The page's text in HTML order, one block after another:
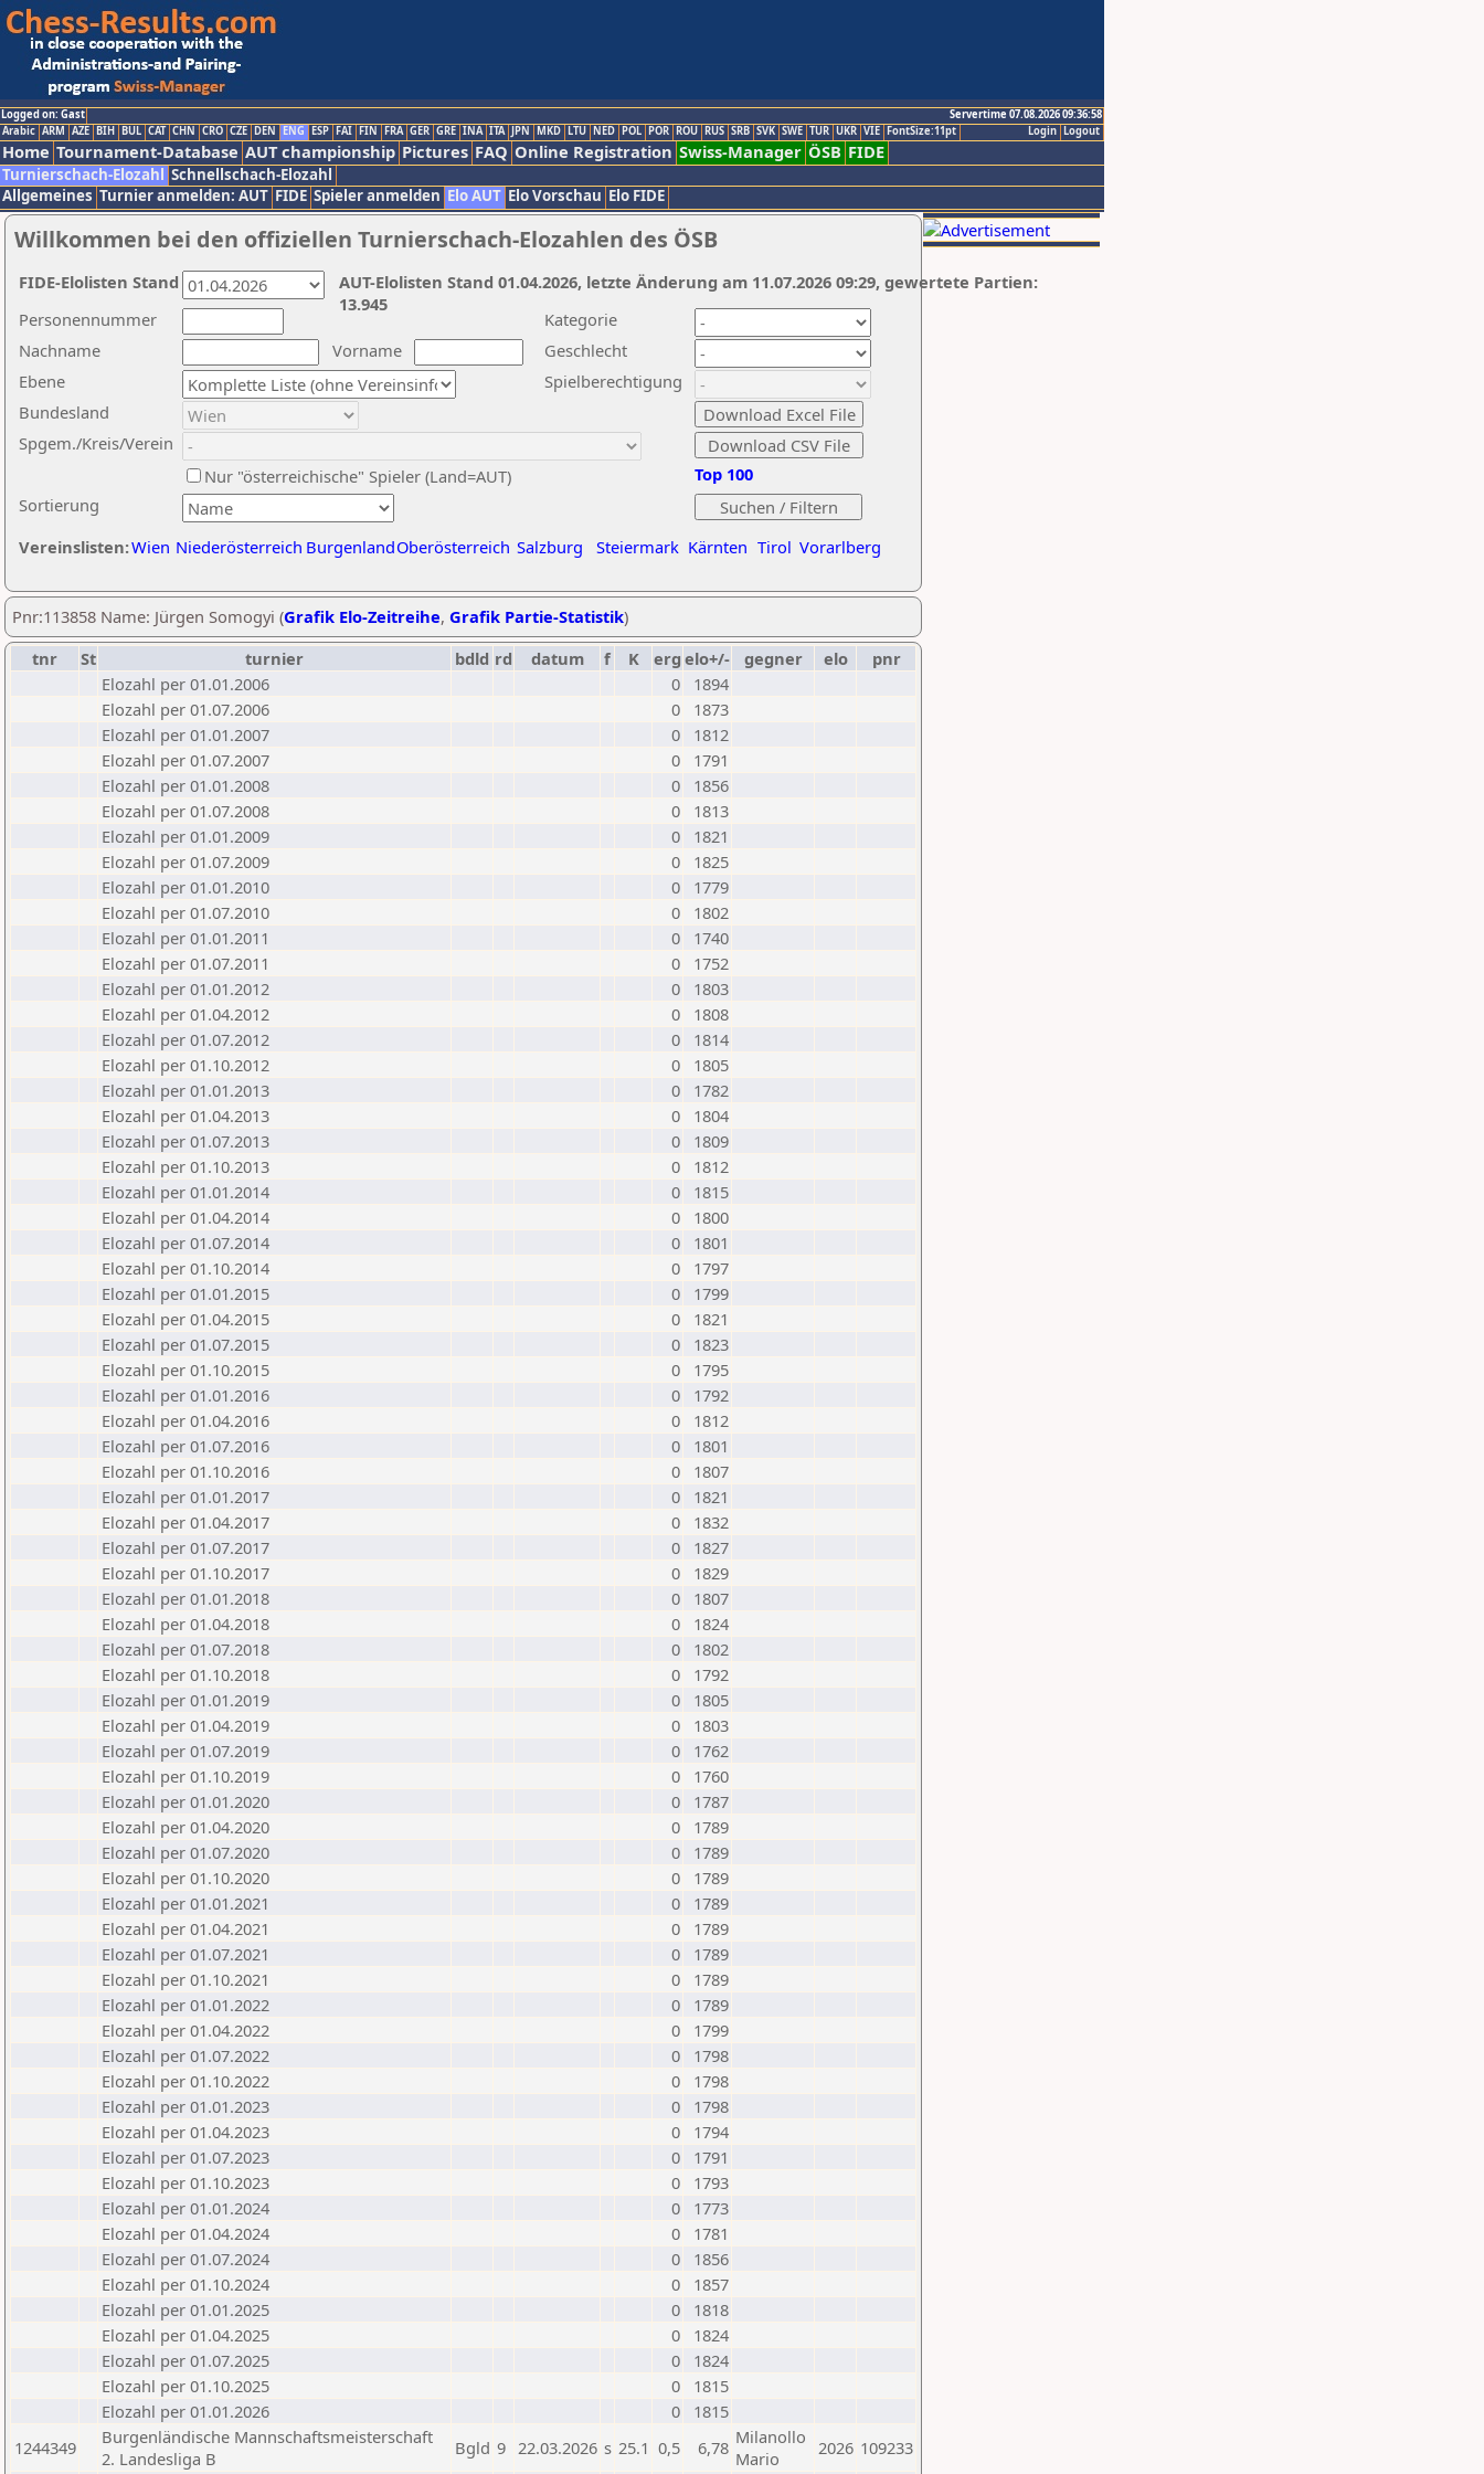
Logged on: Gast
Servertime 07.08.2026 09:36:58
Logout
Login
Arabic ARM AZE BIH BUL CAT CHN CRO CZE DEN ENG ESP FAI FIN FRA GER GRE INA ITA JPN MKD LTU NED POL POR ROU RUS SRB SVK SWE TUR UKR VIE FontSize:11pt
Home Tournament-Database AUT championship Pictures FAQ Online Registration Swiss-Manager ÖSB FIDE
Turnierschach-Elozahl Schnellschach-Elozahl
Allgemeines Turnier anmelden: AUT FIDE Spieler anmelden Elo AUT Elo Vorschau Elo FIDE
Willkommen bei den offiziellen Turnierschach-Elozahlen des ÖSB
Nachname
Vorname
Ebene
Kategorie
Sortierung
Personennummer
Bundesland
Spgem./Kreis/Verein
Geschlecht
Nur "österreichische" Spieler (Land=AUT)
Spielberechtigung
Vereinslisten:Wien Niederösterreich BurgenlandOberösterreich Salzburg Steiermark Kärnten Tirol Vorarlberg
Top 100
AUT-Elolisten Stand 01.04.2026, letzte Änderung am 11.07.2026 09:29, gewertete Partien:
13.945
FIDE-Elolisten Stand
Pnr:113858 Name: Jürgen Somogyi (Grafik Elo-Zeitreihe, Grafik Partie-Statistik)
tnr
St turnier bdld rd datum f K erg elo+/- gegner elo
pnr
Elozahl per 01.01.2006
0
1894
Elozahl per 01.07.2006
0
1873
Elozahl per 01.01.2007
0
1812
Elozahl per 01.07.2007
0
1791
Elozahl per 01.01.2008
0
1856
Elozahl per 01.07.2008
0
1813
Elozahl per 01.01.2009
0
1821
Elozahl per 01.07.2009
0
1825
Elozahl per 01.01.2010
0
1779
Elozahl per 01.07.2010
0
1802
Elozahl per 01.01.2011
0
1740
Elozahl per 01.07.2011
0
1752
Elozahl per 01.01.2012
0
1803
Elozahl per 01.04.2012
0
1808
Elozahl per 01.07.2012
0
1814
Elozahl per 01.10.2012
0
1805
Elozahl per 01.01.2013
0
1782
Elozahl per 01.04.2013
0
1804
Elozahl per 01.07.2013
0
1809
Elozahl per 01.10.2013
0
1812
Elozahl per 01.01.2014
0
1815
Elozahl per 01.04.2014
0
1800
Elozahl per 01.07.2014
0
1801
Elozahl per 01.10.2014
0
1797
Elozahl per 01.01.2015
0
1799
Elozahl per 01.04.2015
0
1821
Elozahl per 01.07.2015
0
1823
Elozahl per 01.10.2015
0
1795
Elozahl per 01.01.2016
0
1792
Elozahl per 01.04.2016
0
1812
Elozahl per 01.07.2016
0
1801
Elozahl per 01.10.2016
0
1807
Elozahl per 01.01.2017
0
1821
Elozahl per 01.04.2017
0
1832
Elozahl per 01.07.2017
0
1827
Elozahl per 01.10.2017
0
1829
Elozahl per 01.01.2018
0
1807
Elozahl per 01.04.2018
0
1824
Elozahl per 01.07.2018
0
1802
Elozahl per 01.10.2018
0
1792
Elozahl per 01.01.2019
0
1805
Elozahl per 01.04.2019
0
1803
Elozahl per 01.07.2019
0
1762
Elozahl per 01.10.2019
0
1760
Elozahl per 01.01.2020
0
1787
Elozahl per 01.04.2020
0
1789
Elozahl per 01.07.2020
0
1789
Elozahl per 01.10.2020
0
1789
Elozahl per 01.01.2021
0
1789
Elozahl per 01.04.2021
0
1789
Elozahl per 01.07.2021
0
1789
Elozahl per 01.10.2021
0
1789
Elozahl per 01.01.2022
0
1789
Elozahl per 01.04.2022
0
1799
Elozahl per 01.07.2022
0
1798
Elozahl per 01.10.2022
0
1798
Elozahl per 01.01.2023
0
1798
Elozahl per 01.04.2023
0
1794
Elozahl per 01.07.2023
0
1791
Elozahl per 01.10.2023
0
1793
Elozahl per 01.01.2024
0
1773
Elozahl per 01.04.2024
0
1781
Elozahl per 01.07.2024
0
1856
Elozahl per 01.10.2024
0
1857
Elozahl per 01.01.2025
0
1818
Elozahl per 01.04.2025
0
1824
Elozahl per 01.07.2025
0
1824
Elozahl per 01.10.2025
0
1815
Elozahl per 01.01.2026
0
1815
1244349
Burgenländische Mannschaftsmeisterschaft
2. Landesliga B
Bgld 9 22.03.2026 s 25.1 0,5 6,78 Milanollo
Mario
2026 109233